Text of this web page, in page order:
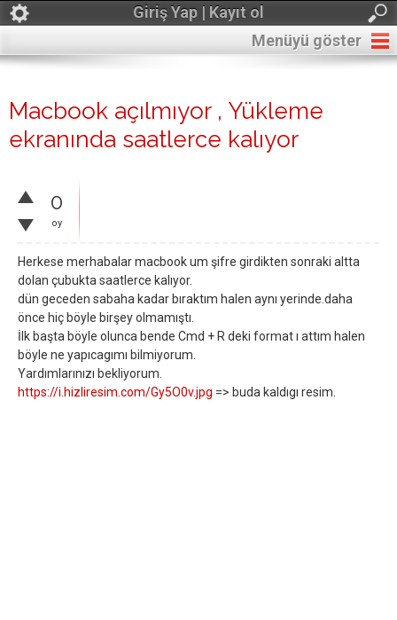
Giriş Yap | Kayıt ol
Menüyü göster
Macbook açılmıyor , Yükleme
ekranında saatlerce kalıyor
0
oy
Herkese merhabalar macbook um şifre girdikten sonraki altta
dolan çubukta saatlerce kalıyor.
dün geceden sabaha kadar bıraktım halen aynı yerinde.daha
önce hiç böyle birşey olmamıştı.
İlk başta böyle olunca bende Cmd + R deki format ı attım halen
böyle ne yapıcagımı bilmiyorum.
Yardımlarınızı bekliyorum.
https://i.hizliresim.com/Gy5O0v.jpg => buda kaldıgı resim.